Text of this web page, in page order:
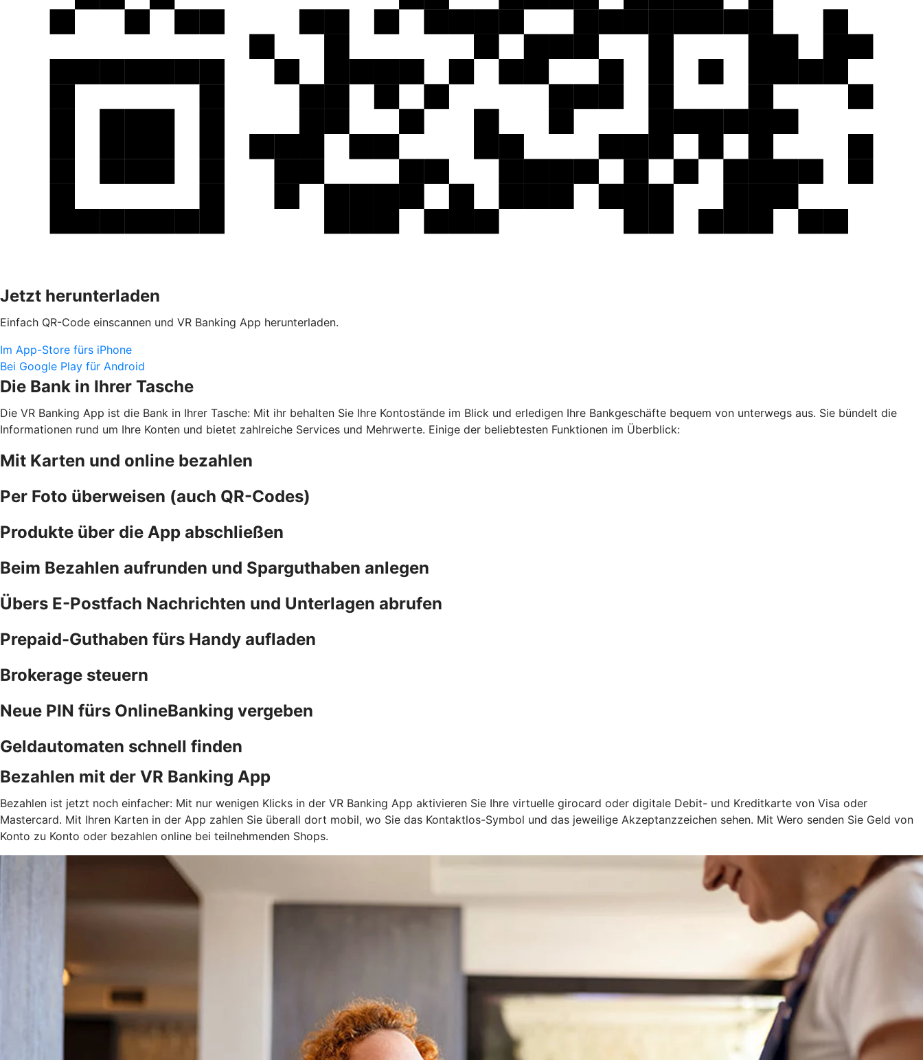
Jetzt herunterladen
Einfach QR-Code einscannen und VR Banking App herunterladen.
Im App-Store fürs iPhone
Bei Google Play für Android
Die Bank in Ihrer Tasche
Die VR Banking App ist die Bank in Ihrer Tasche: Mit ihr behalten Sie Ihre Kontostände im Blick und erledigen Ihre Bankgeschäfte bequem von unterwegs aus. Sie bündelt die
Informationen rund um Ihre Konten und bietet zahlreiche Services und Mehrwerte. Einige der beliebtesten Funktionen im Überblick:
Mit Karten und online bezahlen
Per Foto überweisen (auch QR-Codes)
Produkte über die App abschließen
Beim Bezahlen aufrunden und Sparguthaben anlegen
Übers E-Postfach Nachrichten und Unterlagen abrufen
Prepaid-Guthaben fürs Handy aufladen
Brokerage steuern
Neue PIN fürs OnlineBanking vergeben
Geldautomaten schnell finden
Bezahlen mit der VR Banking App
Bezahlen ist jetzt noch einfacher: Mit nur wenigen Klicks in der VR Banking App aktivieren Sie Ihre virtuelle girocard oder digitale Debit- und Kreditkarte von Visa oder
Mastercard. Mit Ihren Karten in der App zahlen Sie überall dort mobil, wo Sie das Kontaktlos-Symbol und das jeweilige Akzeptanzzeichen sehen. Mit Wero senden Sie Geld von
Konto zu Konto oder bezahlen online bei teilnehmenden Shops.